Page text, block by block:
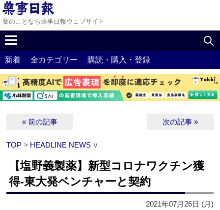
薬のことなら薬事日報ウェブサイト
新着 全カテゴリー 購読・購入・登録
« 前の記事 次の記事 »
TOP > HEADLINE NEWS ∨
【塩野義製薬】新型コロナワクチン獲
得‐東大発ベンチャーと契約
2021年07月26日 (月)